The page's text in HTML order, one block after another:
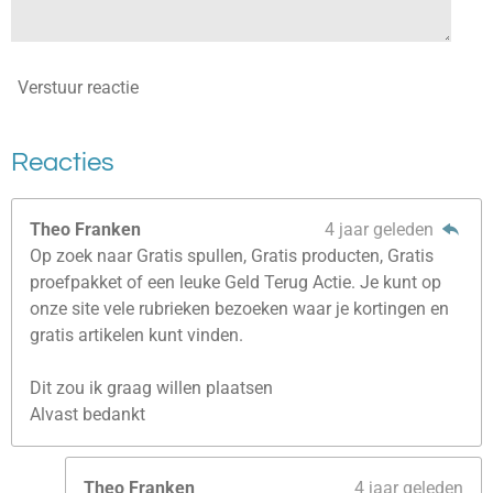
Verstuur reactie
Reacties
Theo Franken
4 jaar geleden
Op zoek naar Gratis spullen, Gratis producten, Gratis
proefpakket of een leuke Geld Terug Actie. Je kunt op
onze site vele rubrieken bezoeken waar je kortingen en
gratis artikelen kunt vinden.
Dit zou ik graag willen plaatsen
Alvast bedankt
Theo Franken 4 jaar geleden